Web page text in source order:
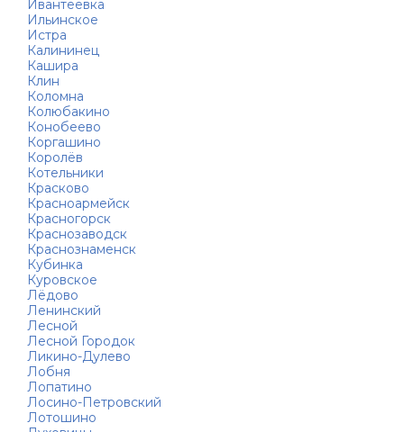
Ивантеевка
Ильинское
Истра
Калининец
Кашира
Клин
Коломна
Колюбакино
Конобеево
Коргашино
Королёв
Котельники
Красково
Красноармейск
Красногорск
Краснозаводск
Краснознаменск
Кубинка
Куровское
Лёдово
Ленинский
Лесной
Лесной Городок
Ликино-Дулево
Лобня
Лопатино
Лосино-Петровский
Лотошино